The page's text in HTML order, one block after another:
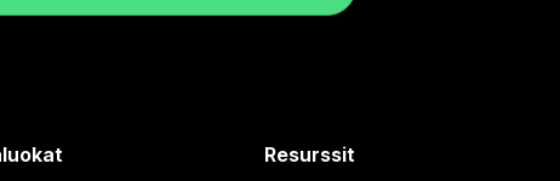
Resurssit